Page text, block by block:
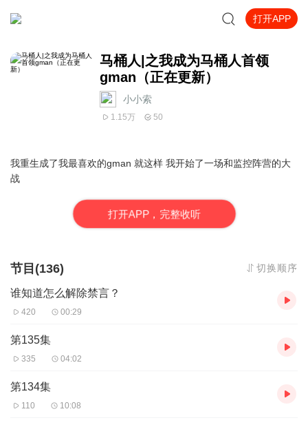
打开APP
马桶人|之我成为马桶人首领
gman（正在更新）
小小索_
1.15万 50
我重生成了我最喜欢的gman 就这样 我开始了一场和监控阵营的大
战
打开APP，完整收听
节目(136) 切换顺序
谁知道怎么解除禁言？
420 00:29
第135集
335 04:02
第134集
110 10:08